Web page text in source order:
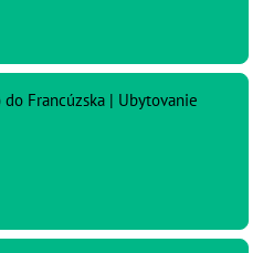
do Francúzska | Ubytovanie